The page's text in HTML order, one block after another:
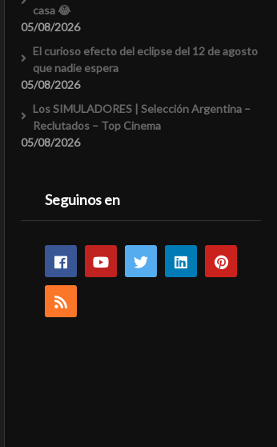
casa 😂
05/08/2026
El curioso efecto del eclipse del 12 de agosto
que nadie espera
05/08/2026
Los SIMULADORES | Selección Argentina –
Reclutados – Top Cinema
05/08/2026
Seguinos en